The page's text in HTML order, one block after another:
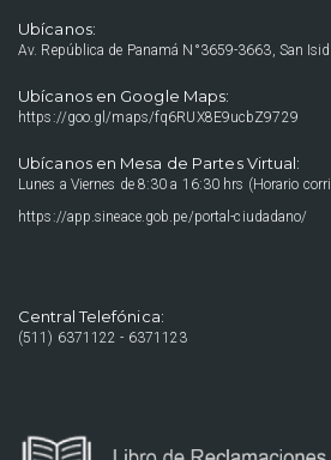
Ubícanos:
Av. República de Panamá N°3659-3663, San
Ubícanos en Google Maps:
https://goo.gl/maps/fq6RUX8E9ucbZ9729
Ubícanos en Mesa de Partes Virtual:
Lunes a Viernes de 8:30 a 16:30 hrs (Horario
https://app.sineace.gob.pe/portal-ciudadano/
Central Telefónica:
(511) 6371122 - 6371123